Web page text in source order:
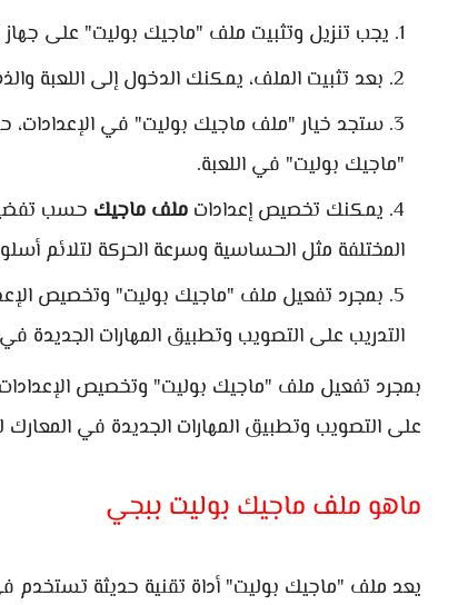
يجب تنزيل وتثبيت ملف "ماجيك بوليت" على
بعد تثبيت الملف، يمكنك الدخول إلى اللعبة
ستجد خيار "ملف ماجيك بوليت" في الإعدادات،
"ماجيك بوليت" في اللعبة.
يمكنك تخصيص إعدادات ملف ماجيك حسب
المختلفة مثل الحساسية وسرعة الحركة لتلائم
بمجرد تفعيل ملف "ماجيك بوليت" وتخصيص
التدريب على التصويب وتطبيق المهارات
بمجرد تفعيل ملف "ماجيك بوليت" وتخصيص الإعدادات
على التصويب وتطبيق المهارات الجديدة في
ماهو ملف ماجيك بوليت ببجي
يعد ملف "ماجيك بوليت" أداة تقنية حديثة